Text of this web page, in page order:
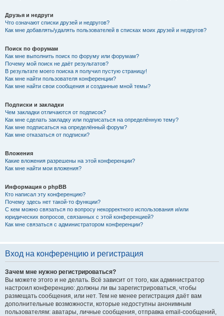
Друзья и недруги
Что означают списки друзей и недругов?
Как мне добавлять/удалять пользователей в списках моих друзей и недругов?
Поиск по форумам
Как мне выполнить поиск по форуму или форумам?
Почему мой поиск не даёт результатов?
В результате моего поиска я получил пустую страницу!
Как мне найти пользователя конференции?
Как мне найти свои сообщения и созданные мной темы?
Подписки и закладки
Чем закладки отличаются от подписок?
Как мне сделать закладку или подписаться на определённую тему?
Как мне подписаться на определённый форум?
Как мне отказаться от подписки?
Вложения
Какие вложения разрешены на этой конференции?
Как мне найти мои вложения?
Информация о phpBB
Кто написал эту конференцию?
Почему здесь нет такой-то функции?
С кем можно связаться по вопросу некорректного использования и/или
юридических вопросов, связанных с этой конференцией?
Как мне связаться с администратором конференции?
Вход на конференцию и регистрация
Зачем мне нужно регистрироваться?
Вы можете этого и не делать. Всё зависит от того, как администратор
настроил конференцию: должны ли вы зарегистрироваться, чтобы
размещать сообщения, или нет. Тем не менее регистрация даёт вам
дополнительные возможности, которые недоступны анонимным
пользователям: аватары, личные сообщения, отправка email-сообщений,